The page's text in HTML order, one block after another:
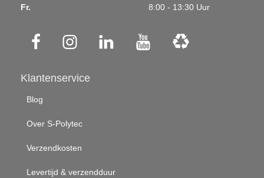
Fr.
8:00 - 13:30 Uur
Klantenservice
Blog
Over S-Polytec
Verzendkosten
Levertijd & verzendduur